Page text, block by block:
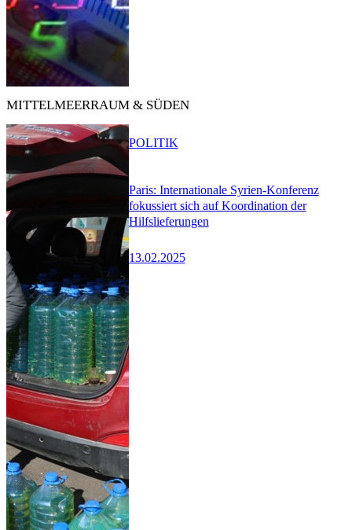
MITTELMEERRAUM & SÜDEN
Paris: Internationale Syrien-Konferenz
fokussiert sich auf Koordination der
Hilfslieferungen
13.02.2025
POLITIK